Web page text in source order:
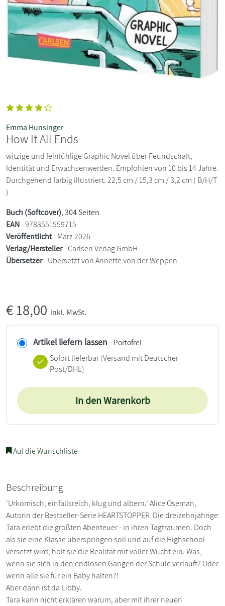
Emma Hunsinger
How It All Ends
witzige und feinfühlige Graphic Novel über Feundschaft,
Identität und Erwachsenwerden. Empfohlen von 10 bis 14 Jahre.
Durchgehend farbig illustriert. 22,5 cm / 15,3 cm / 3,2 cm ( B/H/T
)
Buch (Softcover), 304 Seiten
EAN 9783551559715
Veröffentlicht März 2026
Verlag/Hersteller Carlsen Verlag GmbH
Übersetzer Übersetzt von Annette von der Weppen
€18,00 inkl. MwSt.
Artikel liefern lassen - Portofrei
Sofort lieferbar(Versand mit Deutscher
Post/DHL)
In den Warenkorb
Auf die Wunschliste
Beschreibung
'Urkomisch, einfallsreich, klug und albern.' Alice Oseman,
Autorin der Bestseller-Serie HEARTSTOPPER Die dreizehnjährige
Tara erlebt die größten Abenteuer - in ihren Tagträumen. Doch
als sie eine Klasse überspringen soll und auf die Highschool
versetzt wird, holt sie die Realität mit voller Wucht ein. Was,
wenn sie sich in den endlosen Gängen der Schule verläuft? Oder
wenn alle sie für ein Baby halten?!
Aber dann ist da Libby.
Tara kann nicht erklären warum, aber mit ihrer neuen